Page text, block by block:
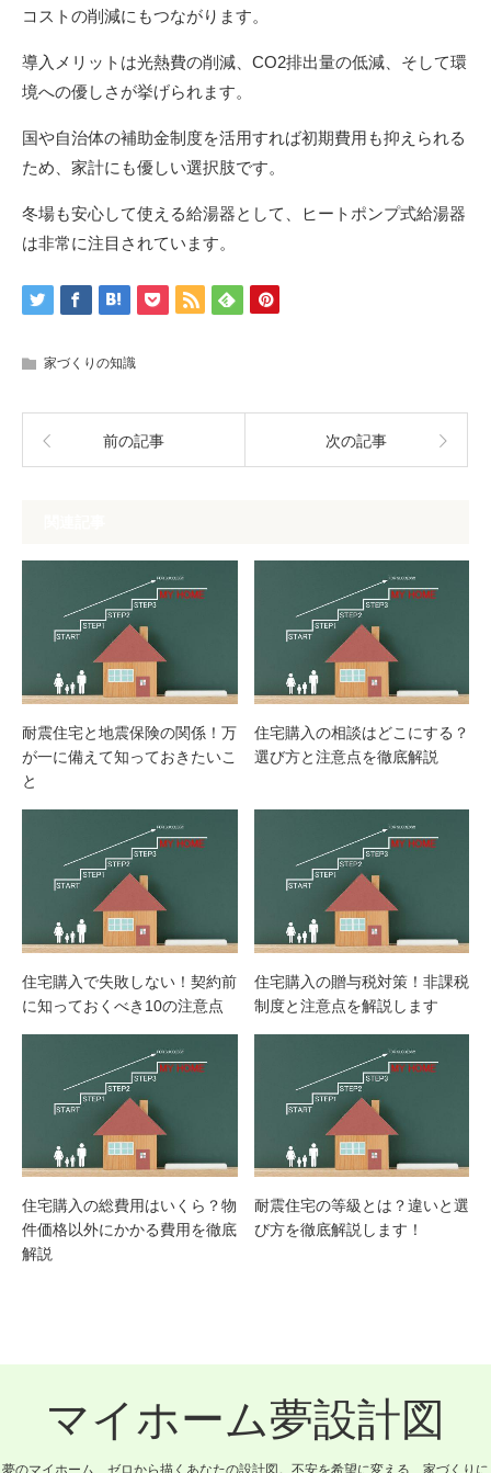
コストの削減にもつながります。
導入メリットは光熱費の削減、CO2排出量の低減、そして環
境への優しさが挙げられます。
国や自治体の補助金制度を活用すれば初期費用も抑えられる
ため、家計にも優しい選択肢です。
冬場も安心して使える給湯器として、ヒートポンプ式給湯器
は非常に注目されています。
家づくりの知識
前の記事 次の記事
耐震住宅と地震保険の関係！万
が一に備えて知っておきたいこ
と
住宅購入の相談はどこにする？
選び方と注意点を徹底解説
住宅購入で失敗しない！契約前
に知っておくべき10の注意点
住宅購入の贈与税対策！非課税
制度と注意点を解説します
住宅購入の総費用はいくら？物
件価格以外にかかる費用を徹底
解説
耐震住宅の等級とは？違いと選
び方を徹底解説します！
マイホーム夢設計図